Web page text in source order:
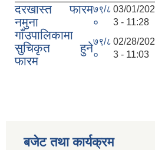
दरखास्त फारम
नमुना
७९/८
०
03/01/202
3 - 11:28
गाँउपालिकामा
सुचिकृत हुने
फारम
७९/८
०
02/28/202
3 - 11:03
बजेट तथा कार्यक्रम